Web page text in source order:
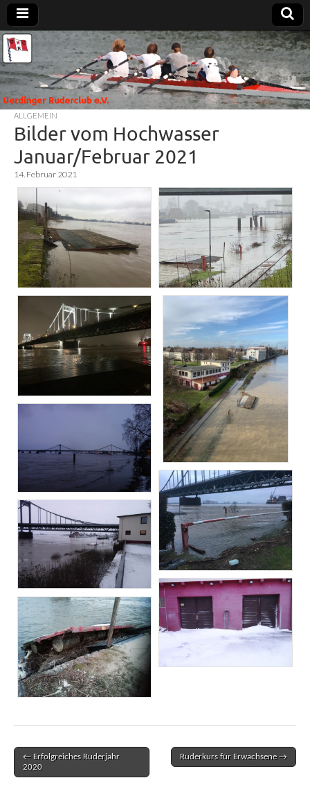
Uerdinger
Ruderclub
e.V.
Rudern in
Krefeld-
Uerdingen
ALLGEMEIN
Bilder vom Hochwasser
Januar/Februar 2021
14. Februar 2021
Post navigation
← Erfolgreiches Ruderjahr
2020
Ruderkurs für Erwachsene →